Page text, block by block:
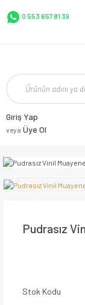
0 553 657 81 39
Giriş Yap
veya Üye Ol
Pudrasız
Stok Kodu